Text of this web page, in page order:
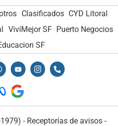
Clasificados CYD Litoral
VivíMejor SF Puerto Negocios
SF
- Receptorías de avisos -